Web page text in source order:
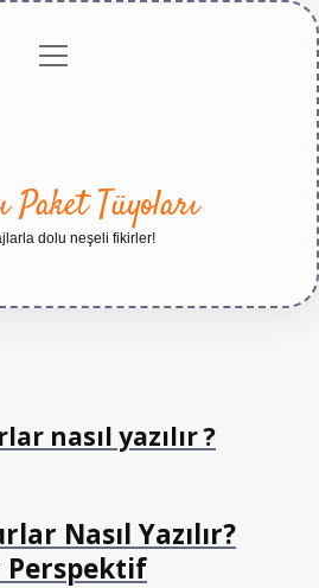
menüyü
Paket Tüyoları
dolu neşeli fikirler!
nasıl yazılır ?
Nasıl Yazılır?
Perspektif